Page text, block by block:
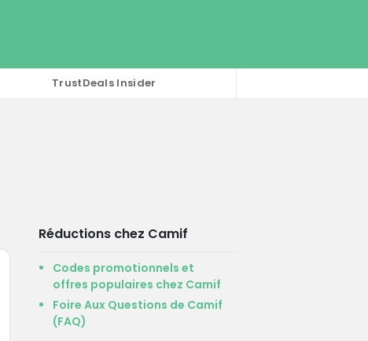
TrustDeals Insider
Réductions chez Camif
Codes promotionnels et
offres populaires chez Camif
Foire Aux Questions de Camif
(FAQ)